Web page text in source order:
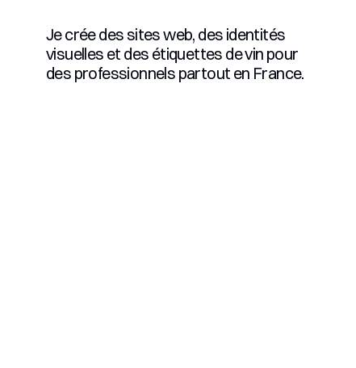
Je crée des sites web, des identités
visuelles et des étiquettes de vin pour
des professionnels partout en France.